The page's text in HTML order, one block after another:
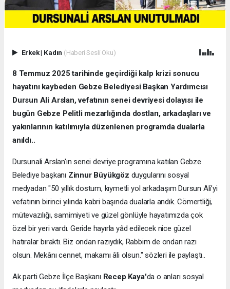
Erkek| Kadın (Haberi Sesli Oku)
8 Temmuz 2025 tarihinde geçirdiği kalp krizi sonucu
hayatını kaybeden Gebze Belediyesi Başkan Yardımcısı
Dursun Ali Arslan, vefatının senei devriyesi dolayısı ile
bugün Gebze Pelitli mezarlığında dostları, arkadaşları ve
yakınlarının katılımıyla düzenlenen programda dualarla
anıldı..
Dursunali Arslan'ın senei devriye programına katılan Gebze
Belediye başkanı Zinnur Büyükgöz duygularını sosyal
medyadan "50 yıllık dostum, kıymetli yol arkadaşım Dursun Ali’yi
vefatının birinci yılında kabri başında dualarla andık. Cömertliği,
mütevazılığı, samimiyeti ve güzel gönlüyle hayatımızda çok
özel bir yeri vardı. Geride hayırla yâd edilecek nice güzel
hatıralar bıraktı. Biz ondan razıydık, Rabbim de ondan razı
olsun. Mekânı cennet, makamı âli olsun." sözleri ile paylaştı..
Ak parti Gebze İlçe Başkanı Recep Kaya'da o anları sosyal